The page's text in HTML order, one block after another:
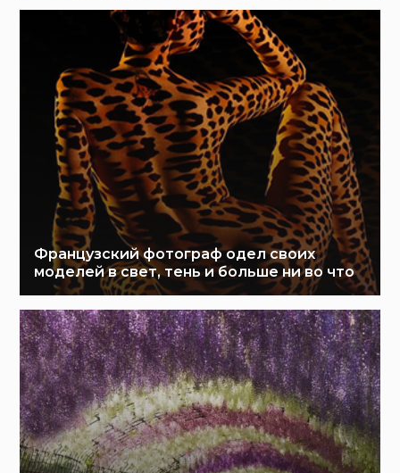
Французский фотограф одел своих
моделей в свет, тень и больше ни во что